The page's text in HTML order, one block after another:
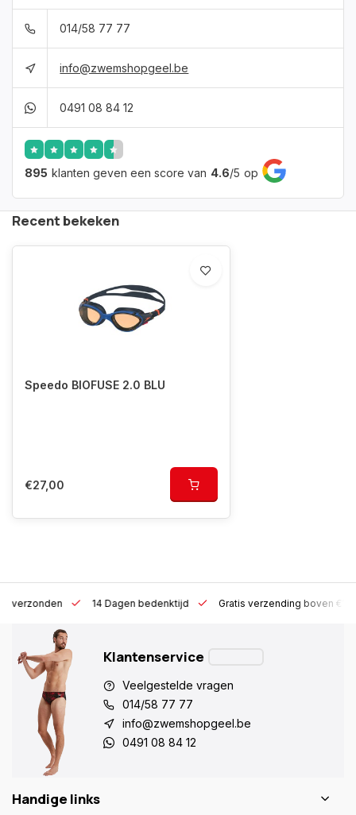
014/58 77 77
info@zwemshopgeel.be
0491 08 84 12
895 klanten geven een score van 4.6/5 op
Recent bekeken
Speedo BIOFUSE 2.0 BLU
€27,00
h verzonden 14 Dagen bedenktijd Gratis verzending boven
Klantenservice
Veelgestelde vragen
014/58 77 77
info@zwemshopgeel.be
0491 08 84 12
Handige links